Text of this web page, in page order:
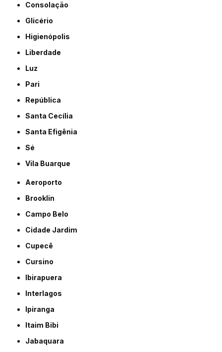
Consolação
Glicério
Higienópolis
Liberdade
Luz
Pari
República
Santa Cecília
Santa Efigênia
Sé
Vila Buarque
Aeroporto
Brooklin
Campo Belo
Cidade Jardim
Cupecê
Cursino
Ibirapuera
Interlagos
Ipiranga
Itaim Bibi
Jabaquara